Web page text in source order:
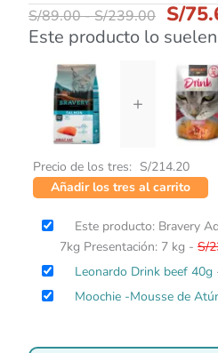
S/89.00-S/239.00 S/
Este producto lo
+
Precio de los tres: S/214.20
Añadir los tres al carrito
Este producto: Bravery
7kg Presentación: 7 kg - S/
Leonardo Drink beef 40g
Moochie -Mousse de